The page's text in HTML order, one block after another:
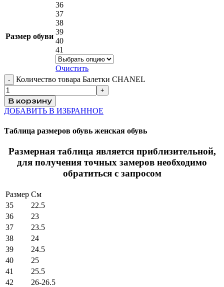
Размер обуви
36
37
38
39
40
41
Очистить
Количество товара Балетки CHANEL
В корзину
ДОБАВИТЬ В ИЗБРАННОЕ
Таблица размеров обувь женская обувь
Размерная таблица является приблизительной,
для получения точных замеров необходимо
обратиться с запросом
Размер См
35
22.5
36
23
37
23.5
38
24
39
24.5
40
25
41
25.5
42
26-26.5